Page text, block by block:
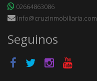
02664863086
info@cruzinmobiliaria.com
Seguinos